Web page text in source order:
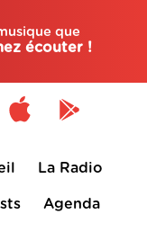
que
écouter !
La Radio
Agenda